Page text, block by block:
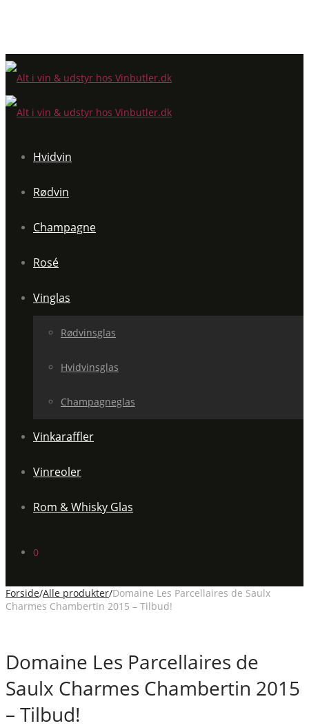
Hvidvin
Rødvin
Champagne
Rosé
Vinglas
Rødvinsglas
Hvidvinsglas
Champagneglas
Vinkaraffler
Vinreoler
Rom & Whisky Glas
0
Forside/Alle produkter/Domaine Les Parcellaires de Saulx
Charmes Chambertin 2015 – Tilbud!
Domaine Les Parcellaires de
Saulx Charmes Chambertin 2015
– Tilbud!